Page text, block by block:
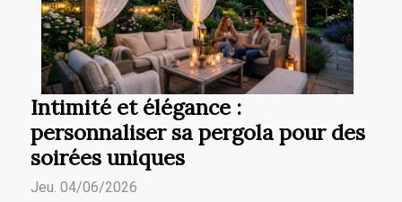
Intimité et élégance :
personnaliser sa pergola pour des
soirées uniques
Jeu. 04/06/2026